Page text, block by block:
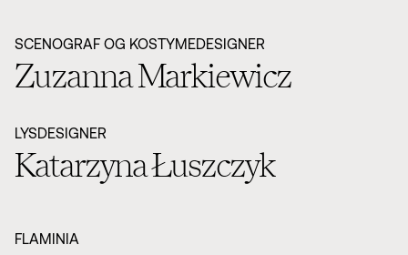
SCENOGRAF OG KOSTYMEDESIGNER
Zuzanna Markiewicz
LYSDESIGNER
Katarzyna Łuszczyk
FLAMINIA